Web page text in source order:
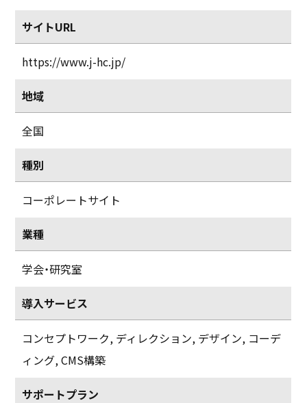
サイトURL
https://www.j-hc.jp/
地域
全国
種別
コーポレートサイト
業種
学会・研究室
導入サービス
コンセプトワーク, ディレクション, デザイン, コーデ
ィング,CMS構築
サポートプラン